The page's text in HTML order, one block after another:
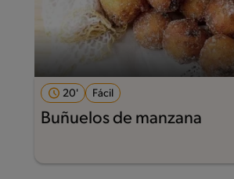
20' Fácil
Buñuelos de manzana